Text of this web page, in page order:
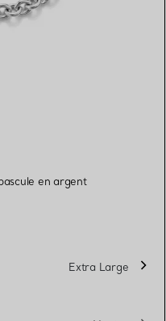
en argent
Extra Large